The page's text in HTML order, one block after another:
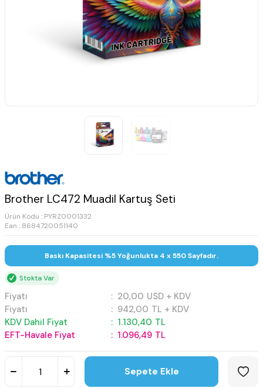
Brother LC472 Muadil Kartuş Seti
Ürün Kodu : PYRZ0001332
Ean : 8684720051140
Baskı Kapasitesi %5 Yoğunlukta 4 x 550 Sayfadır.
Stokta Var
Fiyatı : 20,00 USD + KDV
Fiyatı
: 942,00 TL + KDV
KDV Dahil Fiyat
: 1.130,40 TL
EFT-Havale Fiyat
: 1.096,49 TL
Sepete Ekle